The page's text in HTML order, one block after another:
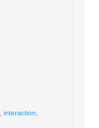
interaction